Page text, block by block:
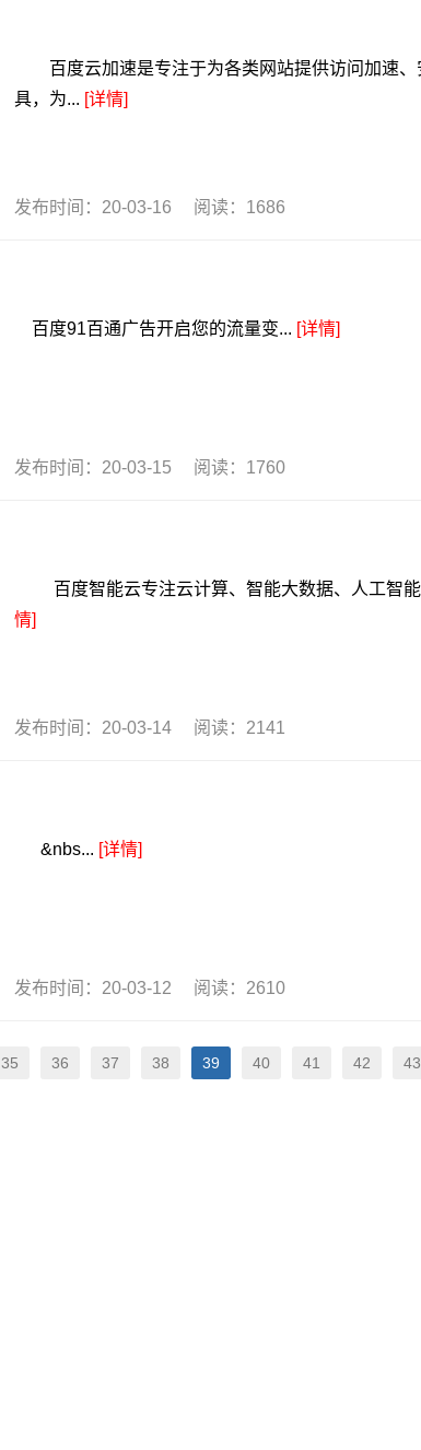
百度云加速是专注于为各类网站提供访问加速、
具，为... [详情]
发布时间：20-03-16 阅读：1686
百度91百通广告开启您的流量变... [详情]
发布时间：20-03-15 阅读：1760
百度智能云专注云计算、智能大数据、人工智能
情]
发布时间：20-03-14 阅读：2141
&nbs... [详情]
发布时间：20-03-12 阅读：2610
35 36 37 38 39 40 41 42 43